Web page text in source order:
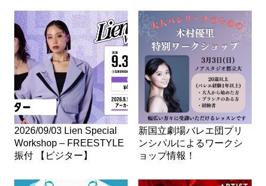
2026/09/03 Lien Special
Workshop – FREESTYLE
振付 【ビジター】
新国立劇場バレエ団プリ
ンシパルによるワークシ
ョップ情報！